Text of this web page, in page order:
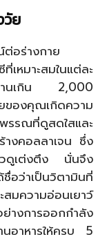
วัย
ต่อร่างกาย
หมาะสมในแต่ละ
านเกิน 2,000
ของคุณเกิดความ
รรณที่ดูสดใสและ
างคอลลาเจน ซึ่ง
วดูเต่งตึง นั่นจึง
ว่าเป็นวิตามินที่
มความอ่อนเยาว์
างการออกกำลัง
อาหารให้ครบ 5